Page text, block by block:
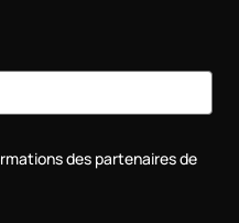
des partenaires de